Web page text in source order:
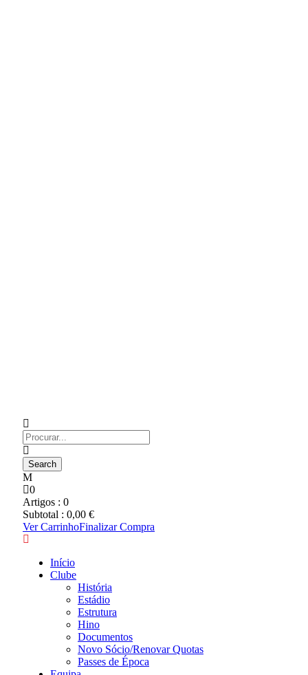
0
Artigos : 0
Subtotal : 0,00 €
Ver CarrinhoFinalizar Compra
Início
Clube
História
Estádio
Estrutura
Hino
Documentos
Novo Sócio/Renovar Quotas
Passes de Época